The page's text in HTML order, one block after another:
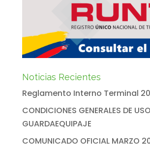
Noticias Recientes
Reglamento Interno Terminal
CONDICIONES GENERALES DE
GUARDAEQUIPAJE
COMUNICADO OFICIAL MARZO